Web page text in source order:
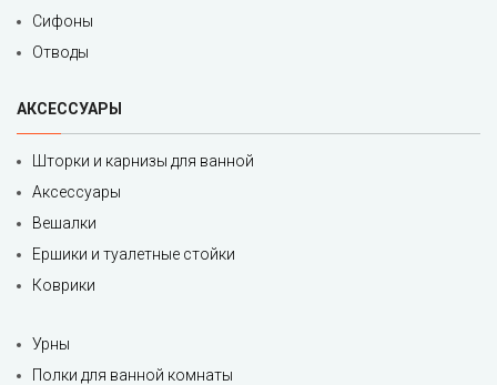
Сифоны
Отводы
АКСЕССУАРЫ
Шторки и карнизы для ванной
Аксессуары
Вешалки
Ершики и туалетные стойки
Коврики
Урны
Полки для ванной комнаты